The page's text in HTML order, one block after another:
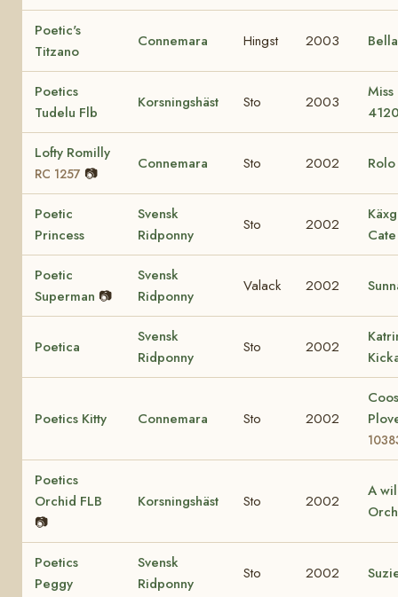
Poetic's
Titzano
Connemara Hingst 2003
Poetics
Tudelu Flb
Korsningshäst Sto 2003
Miss
Lofty Romilly
RC 1257 📷
Connemara Sto 2002 Rolo
Poetic
Princess
Svensk
Ridponny
Sto 2002
Cate
Poetic
Superman 📷
Svensk
Ridponny
Valack 2002
Poetica
Svensk
Ridponny
Sto 2002
Poetics Kitty Connemara Sto 2002
Poetics
Orchid FLB
📷
Korsningshäst Sto 2002
A
Poetics
Peggy
Svensk
Ridponny
Sto 2002